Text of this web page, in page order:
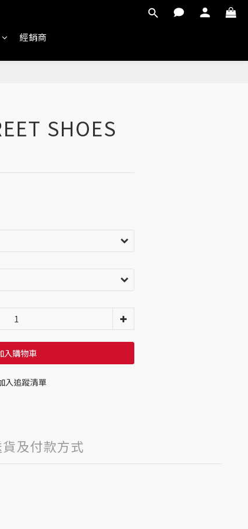
經銷商
SHOES
入購物車
入追蹤清單
及付款方式